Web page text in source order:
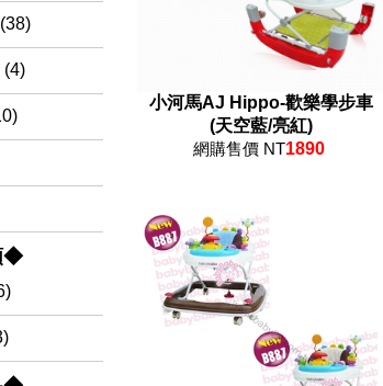
小河馬AJ Hippo-歡樂學步車
(天空藍/亮紅)
網購售價 NT1890
(4)
◆